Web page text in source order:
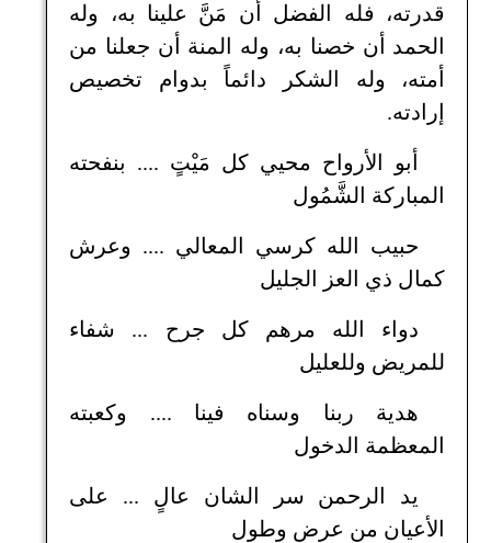
قدرته، فله الفضل أن مَنَّ علينا به، وله
الحمد أن خصنا به، وله المنة أن جعلنا من
أمته، وله الشكر دائماً بدوام تخصيص
إرادته.
أبو الأرواح محيي كل مَيْتٍ .... بنفحته
المباركة الشَّمُول
حبيب الله كرسي المعالي .... وعرش
كمال ذي العز الجليل
دواء الله مرهم كل جرح ... شفاء
للمريض وللعليل
هدية ربنا وسناه فينا .... وكعبته
المعظمة الدخول
يد الرحمن سر الشان عالٍ ... على
الأعيان من عرض وطول